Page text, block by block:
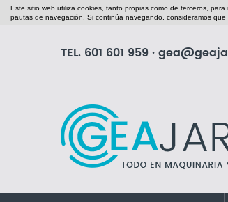
Este sitio web utiliza cookies, tanto propias como de terceros,
pautas de navegación. Si continúa navegando, consideramos que
TEL. 601 601 959 ·